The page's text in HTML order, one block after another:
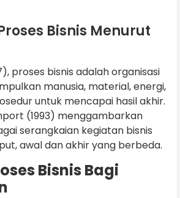
Bisnis Menurut
proses bisnis adalah organisasi
manusia, material, energi,
untuk mencapai hasil akhir.
(1993) menggambarkan
serangkaian kegiatan bisnis
awal dan akhir yang berbeda.
Bisnis Bagi